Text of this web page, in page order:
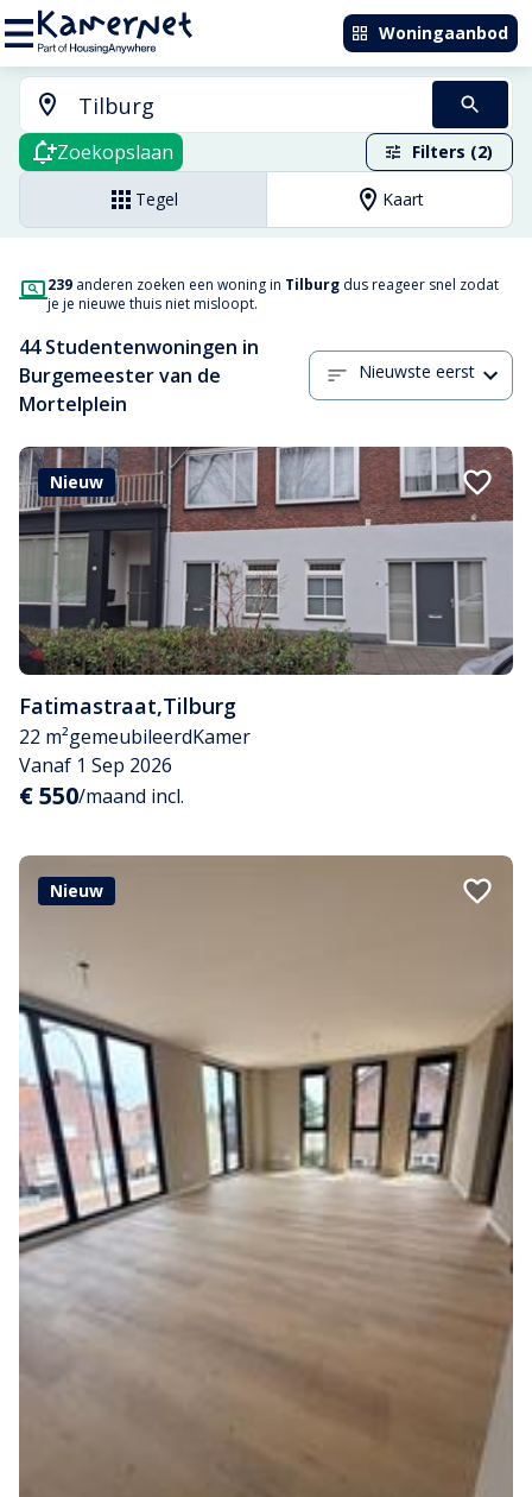
Woningaanbod
Zoekopslaan Filters (2)
Tegel Kaart
239 anderen zoeken een woning in Tilburg dus reageer snel zodat
je je nieuwe thuis niet misloopt.
44 Studentenwoningen in
Burgemeester van de
Mortelplein
Nieuwste eerst
Nieuw
Fatimastraat,Tilburg
22 m²gemeubileerdKamer
Vanaf 1 Sep 2026
€ 550/maand incl.
Nieuw